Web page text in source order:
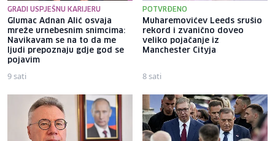
GRADI USPJEŠNU KARIJERU
Glumac Adnan Alić osvaja
mreže urnebesnim snimcima:
Navikavam se na to da me
ljudi prepoznaju gdje god se
pojavim
9 sati
POTVRĐENO
Muharemovićev Leeds srušio
rekord i zvanično doveo
veliko pojačanje iz
Manchester Cityja
8 sati